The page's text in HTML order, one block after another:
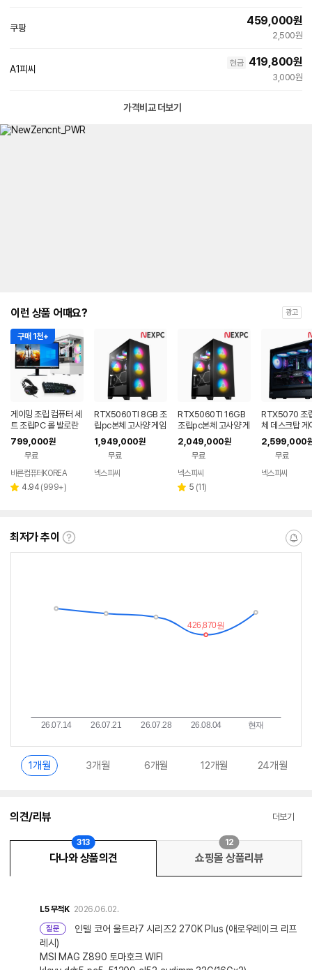
쿠팡
459,000원
2,500원
A1피씨
현금 419,800원
3,000원
가격비교 더보기
이런 상품 어때요? 광고
구매 1천+
게이밍 조립 컴퓨터 세
트 조립PC 롤 발로란
트 오버워치 배그 바른
컴퓨터 본체 풀세트F1
799,000원
무료
바른컴퓨터KOREA
별 4.94 리
(999+)
RTX5060TI 8GB 조
립pc본체 고사양 게임
용 데스크탑 I7 1470
0F G432
1,949,000원
무료
넥스피씨
RTX5060TI 16GB
조립pc본체 고사양 게
임용 데스크탑 I5 144
00F G434
2,049,000원
무료
넥스피씨
별 5 리
(11)
RTX5070 조
체 데스크탑 게
퓨터 AMD 라
700X G222
2,599,000
무료
넥스피씨
최저가 추이
최
알
1개월 3개월 6개월 12개월 24개월
의견/리뷰 더보기
다나와 상품의견
313
쇼핑몰 상품리뷰
12
L5 무적K 2026.06.02.
질문
인텔 코어 울트라7 시리즈2 270K Plus (애로우레이크 리프
레시)
MSI MAG Z890 토마호크 WIFI